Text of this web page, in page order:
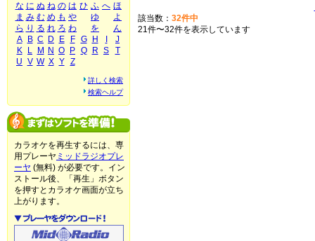
な に ぬ ね の は ひ ふ へ ほ
ま み む め も や ゆ
よ
ら り る れ ろ わ を
ん
A
B C D E F G H
J
K
L M N O P Q R S
T
U V W X Y Z
詳しく検索
検索ヘルプ
カラオケを再生するには、専
用プレーヤ ミッドラジオプレ
ーヤ (無料) が必要です。イン
ストール後、「再生」ボタン
を押すとカラオケ画面が立ち
上がります。
該当数： 32件中
21件〜32件を表示しています